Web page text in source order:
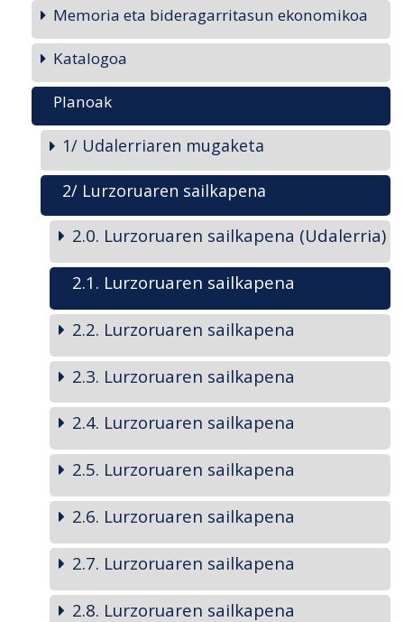
Memoria eta bideragarritasun ekonomikoa
Katalogoa
Planoak
1/ Udalerriaren mugaketa
2/ Lurzoruaren sailkapena
2.0. Lurzoruaren sailkapena (Udalerria)
2.1. Lurzoruaren sailkapena
2.2. Lurzoruaren sailkapena
2.3. Lurzoruaren sailkapena
2.4. Lurzoruaren sailkapena
2.5. Lurzoruaren sailkapena
2.6. Lurzoruaren sailkapena
2.7. Lurzoruaren sailkapena
2.8. Lurzoruaren sailkapena